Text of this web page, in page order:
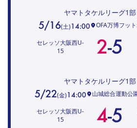
ヤマトタケルリーグ1部
5/16(土)14:00 OFA万博フッ
セレッソ大阪西U-
15
2-5
ヤマトタケルリーグ1部
5/22(金)14:00 山城総合運動公
セレッソ大阪西U-
15
4-5